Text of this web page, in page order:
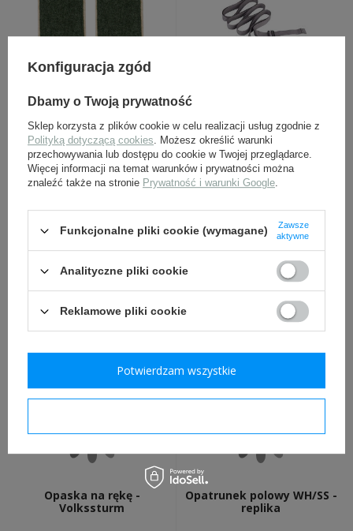
Naramienniki żołnierskie
M1915 - białe sukno
29,00 zł
Żabka do bagnetu M84/98
- czarna, replika
49,00 zł
Torba odzieżowa WH/SS
M31 - Bekleidungssack
139,00 zł
Opaska na rękę -
Volkssturm
Opatrunek polowy WH/SS -
replika
Konfiguracja zgód
Dbamy o Twoją prywatność
Sklep korzysta z plików cookie w celu realizacji usług zgodnie z
Polityką dotyczącą cookies. Możesz określić warunki
przechowywania lub dostępu do cookie w Twojej przeglądarce.
Więcej informacji na temat warunków i prywatności można
znaleźć także na stronie Prywatność i warunki Google.
Funkcjonalne pliki cookie (wymagane)
Zawsze
aktywne
Analityczne pliki cookie
Reklamowe pliki cookie
Potwierdzam wszystkie